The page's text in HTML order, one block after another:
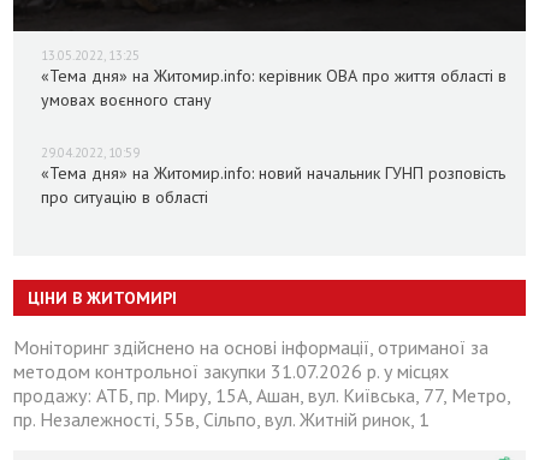
13.05.2022, 13:25
«Тема дня» на Житомир.info: керівник ОВА про життя області в
умовах воєнного стану
29.04.2022, 10:59
«Тема дня» на Житомир.info: новий начальник ГУНП розповість
про ситуацію в області
ЦІНИ В ЖИТОМИРІ
Моніторинг здійснено на основі інформації, отриманої за
методом контрольної закупки 31.07.2026 р. у місцях
продажу: АТБ, пр. Миру, 15А, Ашан, вул. Київська, 77, Метро,
пр. Незалежності, 55в, Сільпо, вул. Житній ринок, 1